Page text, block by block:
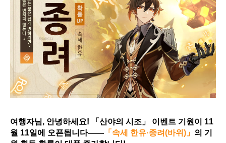
여행자님, 안녕하세요! 「산야의 시조」 이벤트 기원이 11
월 11일에 오픈됩니다—— 「속세 한유·종려(바위)」 의 기